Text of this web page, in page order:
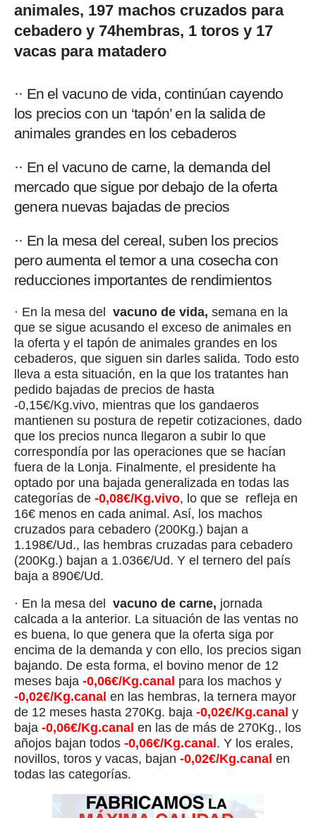
animales, 197 machos cruzados para
cebadero y 74hembras, 1 toros y 17
vacas para matadero
·· En el vacuno de vida, continúan cayendo
los precios con un ‘tapón’ en la salida de
animales grandes en los cebaderos
·· En el vacuno de carne, la demanda del
mercado que sigue por debajo de la oferta
genera nuevas bajadas de precios
·· En la mesa del cereal, suben los precios
pero aumenta el temor a una cosecha con
reducciones importantes de rendimientos
· En la mesa del vacuno de vida, semana en la
que se sigue acusando el exceso de animales en
la oferta y el tapón de animales grandes en los
cebaderos, que siguen sin darles salida. Todo esto
lleva a esta situación, en la que los tratantes han
pedido bajadas de precios de hasta
-0,15€/Kg.vivo, mientras que los gandaeros
mantienen su postura de repetir cotizaciones, dado
que los precios nunca llegaron a subir lo que
correspondía por las operaciones que se hacían
fuera de la Lonja. Finalmente, el presidente ha
optado por una bajada generalizada en todas las
categorías de -0,08€/Kg.vivo, lo que se refleja en
16€ menos en cada animal. Así, los machos
cruzados para cebadero (200Kg.) bajan a
1.198€/Ud., las hembras cruzadas para cebadero
(200Kg.) bajan a 1.036€/Ud. Y el ternero del país
baja a 890€/Ud.
· En la mesa del vacuno de carne, jornada
calcada a la anterior. La situación de las ventas no
es buena, lo que genera que la oferta siga por
encima de la demanda y con ello, los precios sigan
bajando. De esta forma, el bovino menor de 12
meses baja -0,06€/Kg.canal para los machos y
-0,02€/Kg.canal en las hembras, la ternera mayor
de 12 meses hasta 270Kg. baja -0,02€/Kg.canal y
baja -0,06€/Kg.canal en las de más de 270Kg., los
añojos bajan todos -0,06€/Kg.canal. Y los erales,
novillos, toros y vacas, bajan -0,02€/Kg.canal en
todas las categorías.